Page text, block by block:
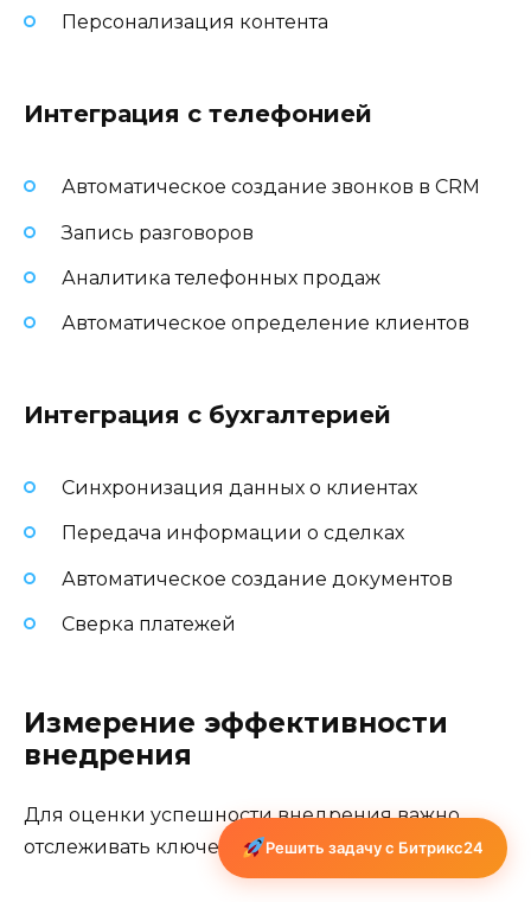
Персонализация контента
Интеграция с телефонией
Автоматическое создание звонков в CRM
Запись разговоров
Аналитика телефонных продаж
Автоматическое определение клиентов
Интеграция с бухгалтерией
Синхронизация данных о клиентах
Передача информации о сделках
Автоматическое создание документов
Сверка платежей
Измерение эффективности
внедрения
Для оценки успешности внедрения важно
отслеживать ключевые показатели:
Решить задачу с Битрикс24